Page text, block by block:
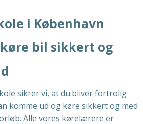
i København
bil sikkert og
sikrer vi, at du bliver fortrolig
komme ud og køre sikkert og med
Alle vores kørelærere er